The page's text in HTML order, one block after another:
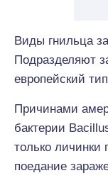
Виды гнильца
Подразделяют
европейский
Причинами
бактерии
только личинки
поедание